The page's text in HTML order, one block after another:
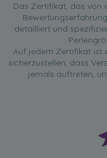
Das Zertifikat, das von
detailliert und
Auf jedem Zertifikat ist
sicherzustellen, dass
jemals auftreten,